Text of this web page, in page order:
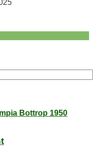
Bottrop 1950